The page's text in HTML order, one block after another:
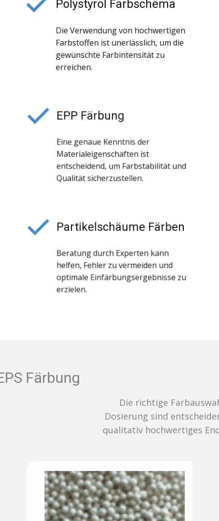
Polystyrol Farbschema
Die Verwendung von hochwertigen
Farbstoffen ist unerlässlich, um die
gewünschte Farbintensität zu
erreichen.
EPP Färbung
Eine genaue Kenntnis der
Materialeigenschaften ist
entscheidend, um Farbstabilität und
Qualität sicherzustellen.
Partikelschäume Färben
Beratung durch Experten kann
helfen, Fehler zu vermeiden und
optimale Einfärbungsergebnisse zu
erzielen.
EPS Färbung
Die richtige Farbauswahl und
Dosierung sind entscheidend für ein
qualitativ hochwertiges Endergebnis.